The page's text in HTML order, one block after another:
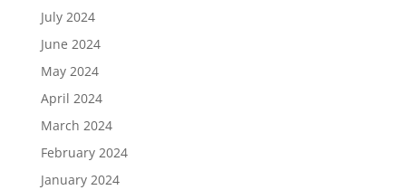
July 2024
June 2024
May 2024
April 2024
March 2024
February 2024
January 2024